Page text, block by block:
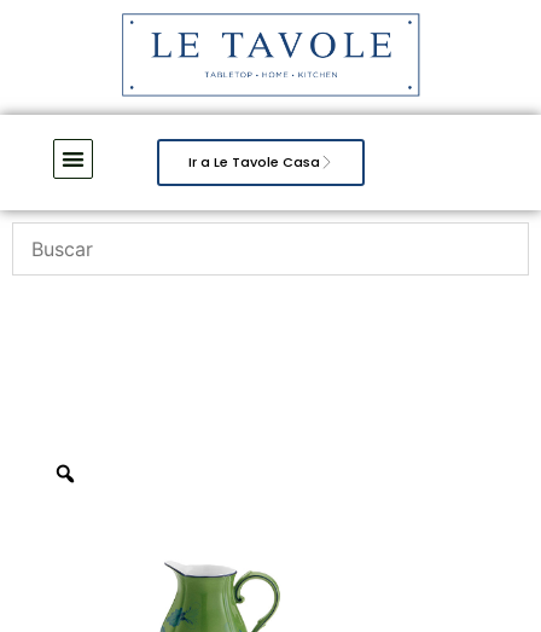
Ir a Le Tavole Casa